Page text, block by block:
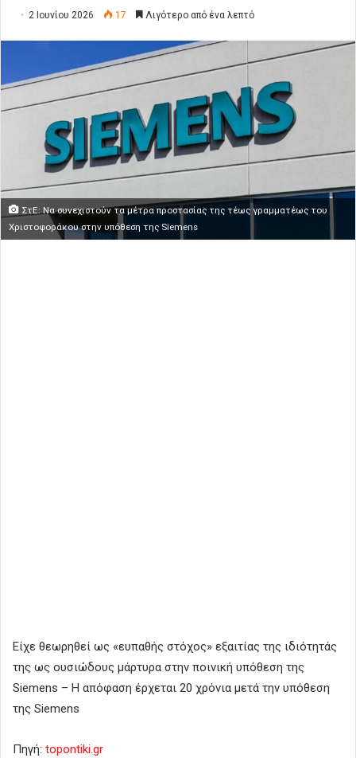
2 Ιουνίου 2026 17 Λιγότερο από ένα λεπτό
ΣτΕ: Να συνεχιστούν τα μέτρα προστασίας της τέως γραμματέως του
Χριστοφοράκου στην υπόθεση της Siemens
Είχε θεωρηθεί ως «ευπαθής στόχος» εξαιτίας της ιδιότητάς
της ως ουσιώδους μάρτυρα στην ποινική υπόθεση της
Siemens – Η απόφαση έρχεται 20 χρόνια μετά την υπόθεση
της Siemens
Πηγή: topontiki.gr